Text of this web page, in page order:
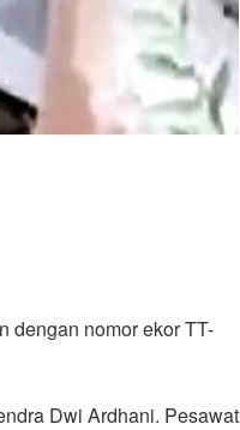
dengan nomor ekor TT-
Dwi Ardhani. Pesawat